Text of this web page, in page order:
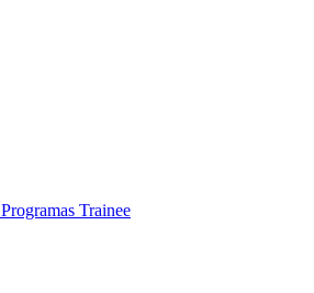
Programas Trainee